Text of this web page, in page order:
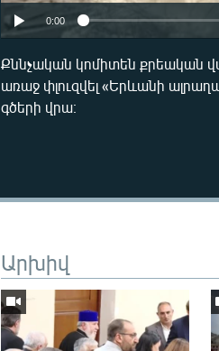
Auto
0:00
Քննչական կոմիտեն քրեական
առաջ փլուզվել «Երևանի
գծերի վրա։
Արխիվ